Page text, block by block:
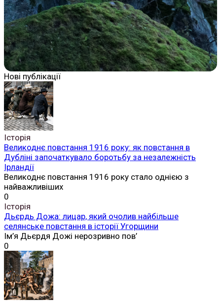
Нові публікації
Історія
Великоднє повстання 1916 року: як повстання в
Дубліні започаткувало боротьбу за незалежність
Ірландії
Великоднє повстання 1916 року стало однією з
найважливіших
0
Історія
Дьєрдь Дожа: лицар, який очолив найбільше
селянське повстання в історії Угорщини
Ім’я Дьєрдя Дожі нерозривно пов’
0